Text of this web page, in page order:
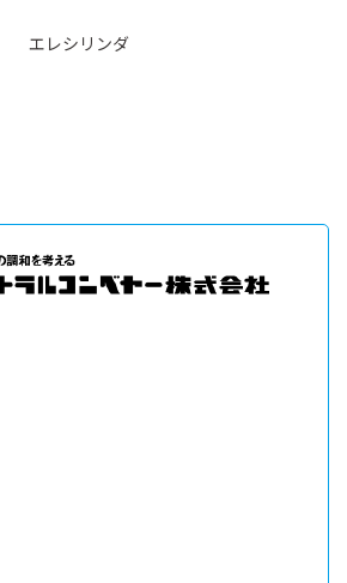
エレシリンダ